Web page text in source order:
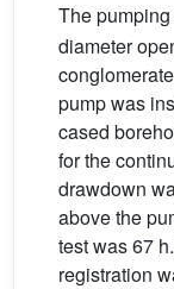
The
diameter
pump was
cased
for the
drawdown
above the
test was 67
registration